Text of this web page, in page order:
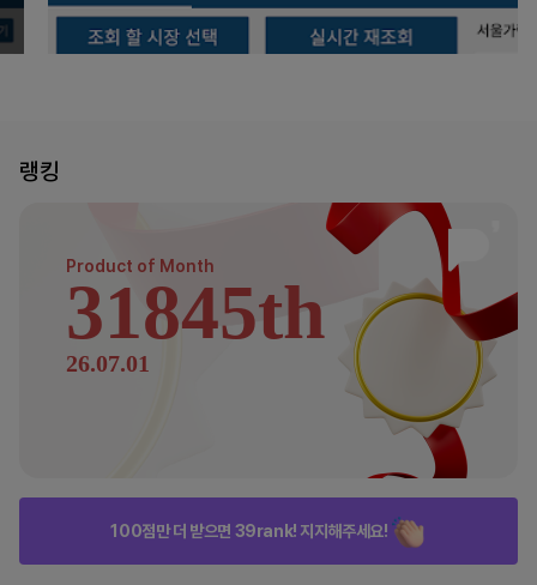
랭킹
Product of Month
31845th
26.07.01
100점만 더 받으면 39rank! 지지해주세요!